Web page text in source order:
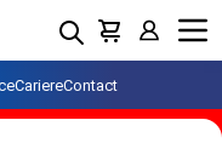
CariereContact
Menu